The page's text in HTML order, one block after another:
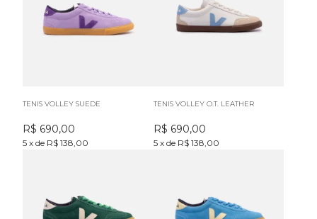
TENIS VOLLEY SUEDE
R$ 690,00
5 x de R$ 138,00
TENIS VOLLEY O.T. LEATHER
R$ 690,00
5 x de R$ 138,00